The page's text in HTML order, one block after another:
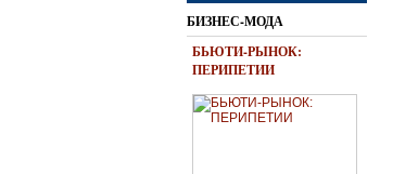
БИЗНЕС-МОДА
БЬЮТИ-РЫНОК:
ПЕРИПЕТИИ